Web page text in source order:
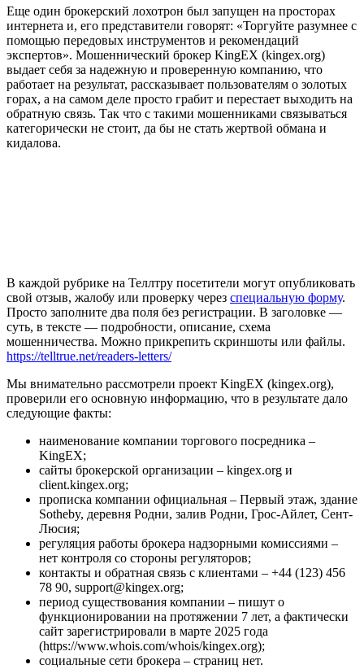
Еще один брокерский лохотрон был запущен на просторах
интернета и, его представители говорят: «Торгуйте разумнее с
помощью передовых инструментов и рекомендаций
экспертов». Мошеннический брокер KingEX (kingex.org)
выдает себя за надежную и проверенную компанию, что
работает на результат, рассказывает пользователям о золотых
горах, а на самом деле просто грабит и перестает выходить на
обратную связь. Так что с такими мошенниками связываться
категорически не стоит, да бы не стать жертвой обмана и
кидалова.
В каждой рубрике на Теллтру посетители могут опубликовать
свой отзыв, жалобу или проверку через специальную форму.
Просто заполните два поля без регистрации. В заголовке —
суть, в тексте — подробности, описание, схема
мошенничества. Можно прикрепить скриншоты или файлы.
https://telltrue.net/readers-letters/
Мы внимательно рассмотрели проект KingEX (kingex.org),
проверили его основную информацию, что в результате дало
следующие факты:
наименование компании торгового посредника –
KingEX;
сайты брокерской организации – kingex.org и
client.kingex.org;
прописка компании официальная – Первый этаж, здание
Sotheby, деревня Родни, залив Родни, Грос-Айлет, Сент-
Люсия;
регуляция работы брокера надзорными комиссиями –
нет контроля со стороны регуляторов;
контакты и обратная связь с клиентами – +44 (123) 456
78 90, support@kingex.org;
период существования компании – пишут о
функционировании на протяжении 7 лет, а фактически
сайт зарегистрировали в марте 2025 года
(https://www.whois.com/whois/kingex.org);
социальные сети брокера – страниц нет.